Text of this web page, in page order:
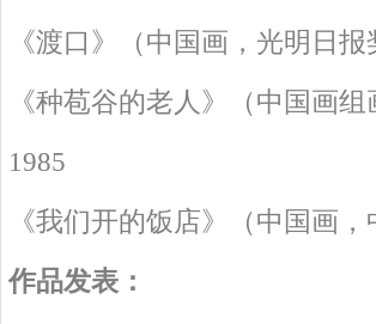
《渡口》（中国画，光明日
《种苞谷的老人》（中国画
1985
《我们开的饭店》（中国画
作品发表：